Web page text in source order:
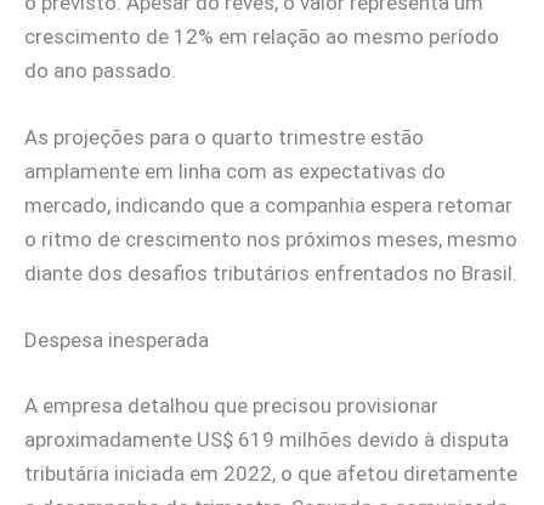
crescimento de 12% em relação ao mesmo período
do ano passado.
As projeções para o quarto trimestre estão
amplamente em linha com as expectativas do
mercado, indicando que a companhia espera retomar
o ritmo de crescimento nos próximos meses, mesmo
diante dos desafios tributários enfrentados no Brasil.
Despesa inesperada
A empresa detalhou que precisou provisionar
aproximadamente US$ 619 milhões devido à disputa
tributária iniciada em 2022, o que afetou diretamente